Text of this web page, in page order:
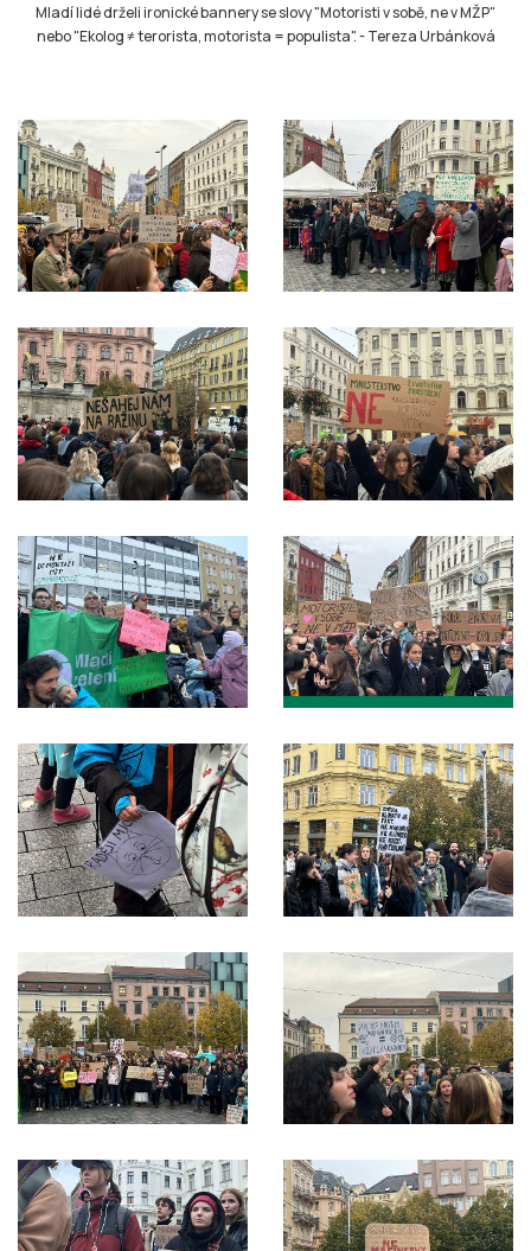
Mladí lidé drželi ironické bannery se slovy "Motoristi v sobě, ne v MŽP"
nebo "Ekolog ≠ terorista, motorista = populista".-Tereza Urbánková